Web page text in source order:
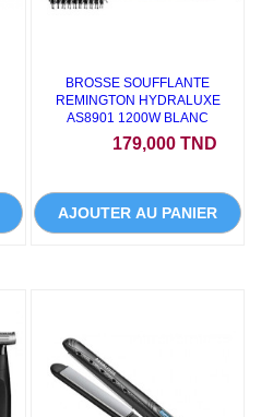
BROSSE SOUFFLANTE
REMINGTON HYDRALUXE
AS8901 1200W BLANC
179,000 TND
AJOUTER AU PANIER